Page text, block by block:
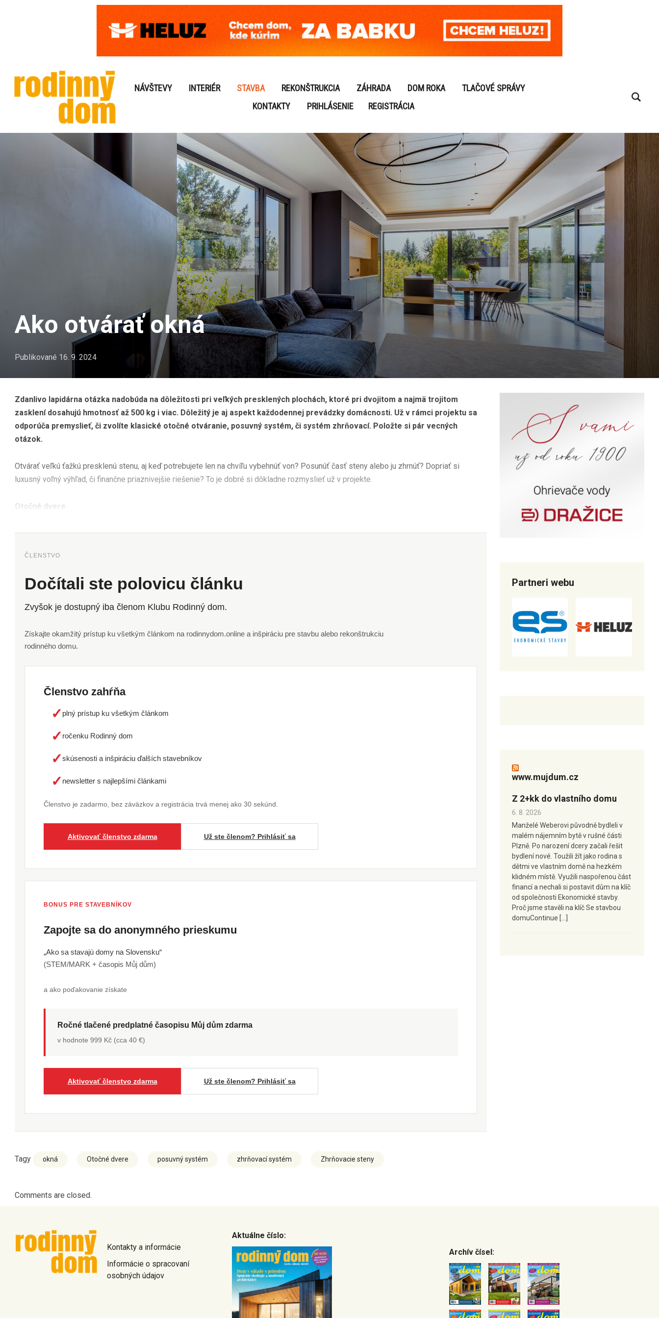
NÁVŠTEVY INTERIÉR STAVBA REKONŠTRUKCIA ZÁHRADA DOM ROKA
TLAČOVÉ SPRÁVY
KONTAKTY
PRIHLÁSENIE REGISTRÁCIA
Ako otvárať okná
Publikované 16. 9. 2024
Zdanlivo lapidárna otázka nadobúda na dôležitosti pri veľkých presklených plochách, ktoré pri dvojitom a najmä trojitom
zasklení dosahujú hmotnosť až 500 kg i viac. Dôležitý je aj aspekt každodennej prevádzky domácnosti. Už v rámci projektu sa
odporúča premyslieť, či zvolíte klasické otočné otváranie, posuvný systém, či systém zhrňovací. Položte si pár vecných
otázok.
Otvárať veľkú ťažkú ​​presklenú stenu, aj keď potrebujete len na chvíľu vybehnúť von? Posunúť časť steny alebo ju zhrnúť? Dopriať si
luxusný voľný výhľad, či finančne priaznivejšie riešenie? To je dobré si dôkladne rozmyslieť už v projekte.
Otočné dvere
ČLENSTVO
Dočítali ste polovicu článku
Zvyšok je dostupný iba členom Klubu Rodinný dom.
Získajte okamžitý prístup ku všetkým článkom na rodinnydom.online a inšpiráciu pre stavbu alebo rekonštrukciu
rodinného domu.
Členstvo zahŕňa
✓ plný prístup ku všetkým článkom
✓ ročenku Rodinný dom
✓skúsenosti a inšpiráciu ďalších stavebníkov
✓ newsletter s najlepšími článkami
Členstvo je zadarmo, bez záväzkov a registrácia trvá menej ako 30 sekúnd.
Aktivovať členstvo zdarma Už ste členom? Prihlásiť sa
BONUS PRE STAVEBNÍKOV
Zapojte sa do anonymného prieskumu
„Ako sa stavajú domy na Slovensku“
(STEM/MARK + časopis Můj dům)
a ako poďakovanie získate
Ročné tlačené predplatné časopisu Můj dům zdarma
v hodnote 999 Kč (cca 40 €)
Aktivovať členstvo zdarma Už ste členom? Prihlásiť sa
Tagy okná Otočné dvere posuvný systém zhrňovací systém Zhrňovacie steny
Comments are closed.
Partneri webu
www.mujdum.cz
Z 2+kk do vlastního domu
6. 8. 2026
Manželé Weberovi původně bydleli v
malém nájemním bytě v rušné části
Plzně. Po narození dcery začali řešit
bydlení nové. Toužili žít jako rodina s
dětmi ve vlastním domě na hezkém
klidném místě. Využili naspořenou část
financí a nechali si postavit dům na klíč
od společnosti Ekonomické stavby.
Proč jsme stavěli na klíč Se stavbou
domuContinue […]
Kontakty a informácie
Informácie o spracovaní
osobných údajov
Aktuálne číslo:
Archív čísel: